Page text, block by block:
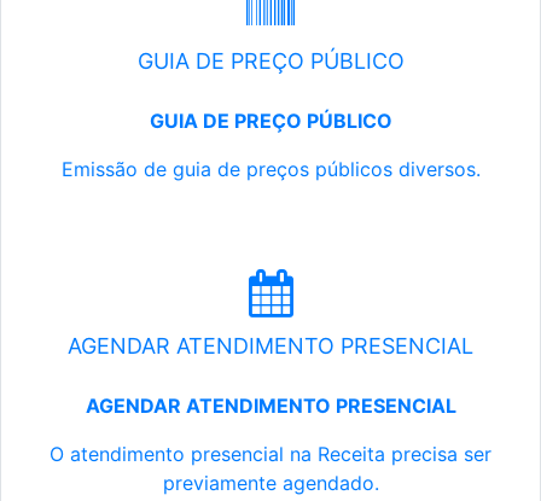
GUIA DE PREÇO PÚBLICO
GUIA DE PREÇO PÚBLICO
Emissão de guia de preços públicos diversos.
AGENDAR ATENDIMENTO PRESENCIAL
AGENDAR ATENDIMENTO PRESENCIAL
O atendimento presencial na Receita precisa ser
previamente agendado.